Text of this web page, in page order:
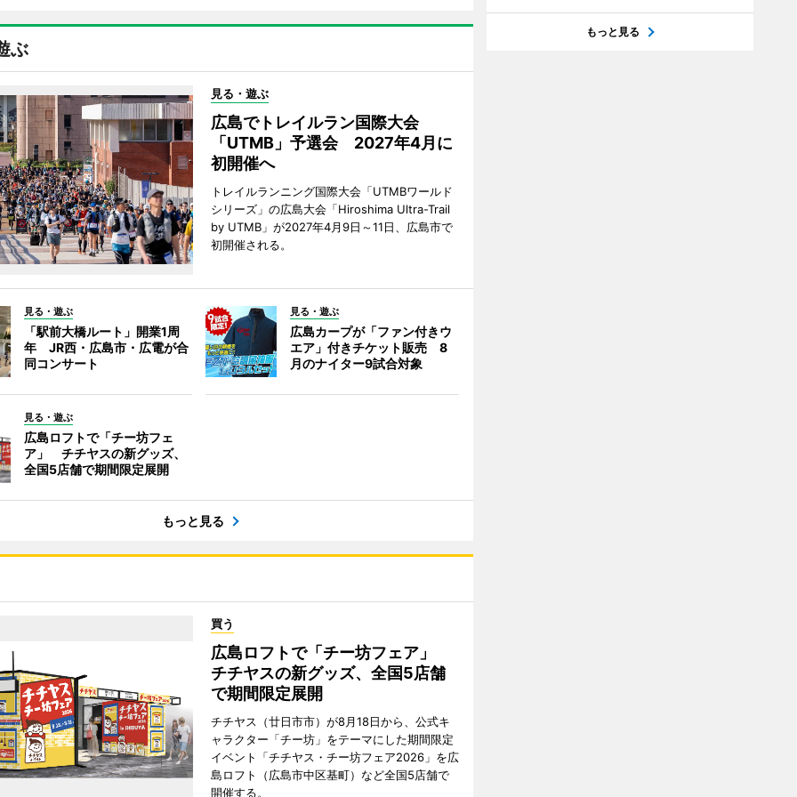
ぶ
見る・遊ぶ
広島でトレイルラン国際大会
「UTMB」予選会 2027年4月に
初開催へ
トレイルランニング国際大会「UTMBワールド
シリーズ」の広島大会「Hiroshima Ultra-Trail
by UTMB」が2027年4月9日～11日、広島市で
初開催される。
見る・遊ぶ
「駅前大橋ルート」開業1周
年 JR西・広島市・広電が合
同コンサート
見る・遊ぶ
広島カープが「ファン付きウ
エア」付きチケット販売 8
月のナイター9試合対象
見る・遊ぶ
広島ロフトで「チー坊フェ
ア」 チチヤスの新グッズ、
全国5店舗で期間限定展開
もっと見る
買う
広島ロフトで「チー坊フェア」
チチヤスの新グッズ、全国5店舗
で期間限定展開
チチヤス（廿日市市）が8月18日から、公式キ
ャラクター「チー坊」をテーマにした期間限定
イベント「チチヤス・チー坊フェア2026」を広
島ロフト（広島市中区基町）など全国5店舗で
開催する。
もっと見る